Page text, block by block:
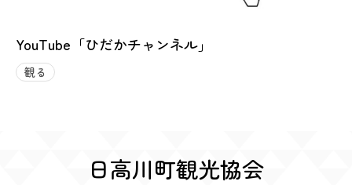
YouTube「ひだかチャンネル」
観る
日高川町観光協会